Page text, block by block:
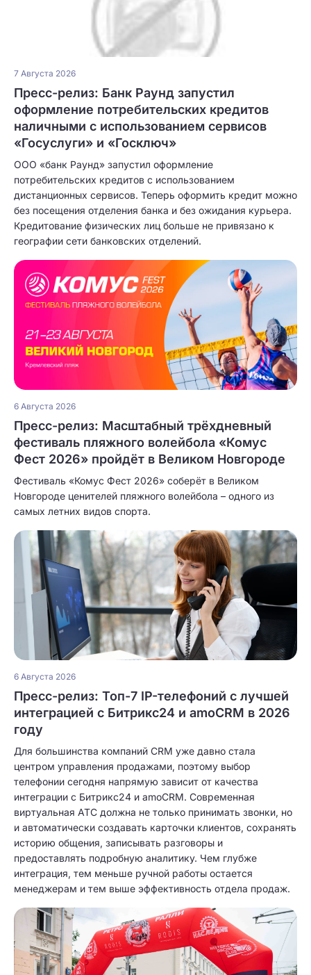
7 Августа 2026
Пресс-релиз: Банк Раунд запустил
оформление потребительских кредитов
наличными с использованием сервисов
«Госуслуги» и «Госключ»
ООО «банк Раунд» запустил оформление
потребительских кредитов с использованием
дистанционных сервисов. Теперь оформить кредит можно
без посещения отделения банка и без ожидания курьера.
Кредитование физических лиц больше не привязано к
географии сети банковских отделений.
6 Августа 2026
Пресс-релиз: Масштабный трёхдневный
фестиваль пляжного волейбола «Комус
Фест 2026» пройдёт в Великом Новгороде
Фестиваль «Комус Фест 2026» соберёт в Великом
Новгороде ценителей пляжного волейбола – одного из
самых летних видов спорта.
6 Августа 2026
Пресс-релиз: Топ-7 IP-телефоний с лучшей
интеграцией с Битрикс24 и amoCRM в 2026
году
Для большинства компаний CRM уже давно стала
центром управления продажами, поэтому выбор
телефонии сегодня напрямую зависит от качества
интеграции с Битрикс24 и amoCRM. Современная
виртуальная АТС должна не только принимать звонки, но
и автоматически создавать карточки клиентов, сохранять
историю общения, записывать разговоры и
предоставлять подробную аналитику. Чем глубже
интеграция, тем меньше ручной работы остается
менеджерам и тем выше эффективность отдела продаж.